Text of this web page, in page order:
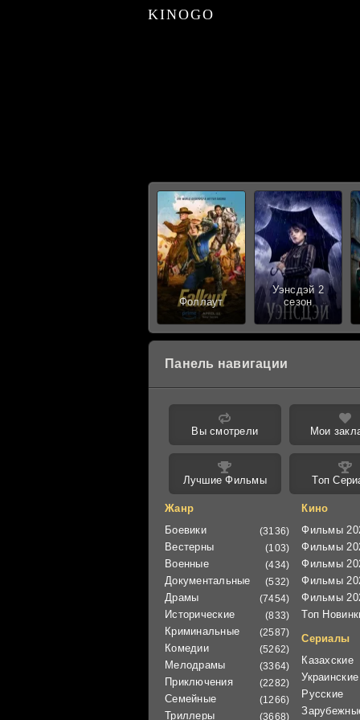
KINOGO
Фоллаут
Уэнсдэй 2
сезон
Панель навигации
Вы смотрели Мои
Лучшие Фильмы Топ
Жанр
Боевики
(3136)
Вестерны (103)
Военные (434)
Документальные (532)
Драмы (7454)
Исторические (833)
Криминальные (2587)
Комедии (5262)
Мелодрамы (3364)
Приключения (2282)
Семейные (1266)
Триллеры (3668)
Кино
Фильмы
Фильмы
Фильмы
Фильмы
Фильмы
Топ
Сериалы
Казахские
Украинские
Русские